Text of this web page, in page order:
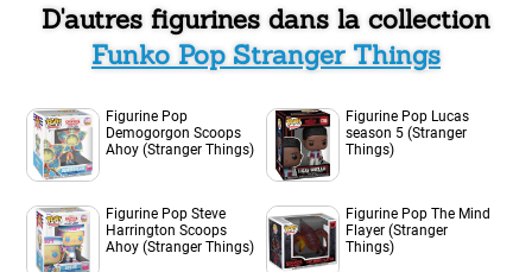
D'autres figurines dans la collection
Funko Pop Stranger Things
Figurine Pop
Demogorgon Scoops
Ahoy (Stranger Things)
Figurine Pop Lucas
season 5 (Stranger
Things)
Figurine Pop Steve
Harrington Scoops
Ahoy (Stranger Things)
Figurine Pop The Mind
Flayer (Stranger
Things)